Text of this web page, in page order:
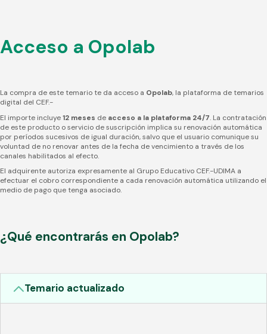
Acceso a Opolab
La compra de este temario te da acceso a Opolab, la plataforma de temarios
digital del CEF.-
El importe incluye12 meses de acceso a la plataforma 24/7. La contratación
de este producto o servicio de suscripción implica su renovación automática
por períodos sucesivos de igual duración, salvo que el usuario comunique su
voluntad de no renovar antes de la fecha de vencimiento a través de los
canales habilitados al efecto.
El adquirente autoriza expresamente al Grupo Educativo CEF.-UDIMA a
efectuar el cobro correspondiente a cada renovación automática utilizando el
medio de pago que tenga asociado.
¿Qué encontrarás en Opolab?
Temario actualizado